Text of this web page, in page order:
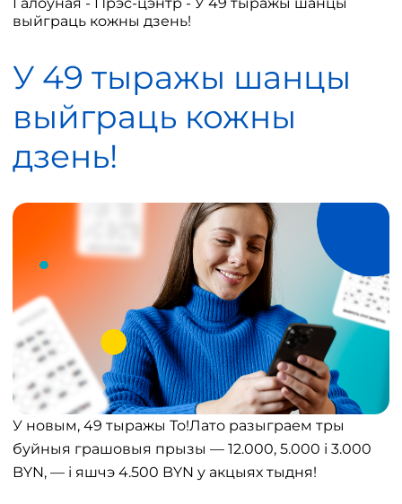
выйграць кожны дзень!
У 49 тыражы шанцы
выйграць кожны
дзень!
У новым, 49 тыражы То!Лато разыграем тры
буйныя грашовыя прызы — 12.000, 5.000 і 3.000
BYN, — і яшчэ 4.500 BYN у акцыях тыдня!